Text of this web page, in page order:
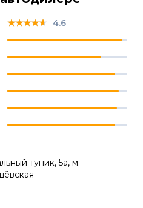
★★★★★
★★★★★
★★★★★ 4.6
тупик, 5а, м.